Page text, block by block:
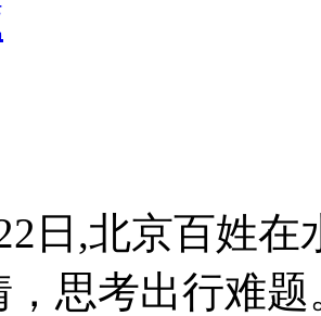
大选被称为冰公主
伤者撑伞遮阳
子公司职务
,北京百姓在
，思考出行难